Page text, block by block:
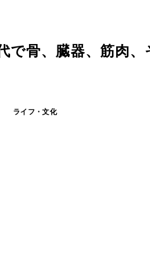
で骨、臓器、筋肉
ライフ・文化